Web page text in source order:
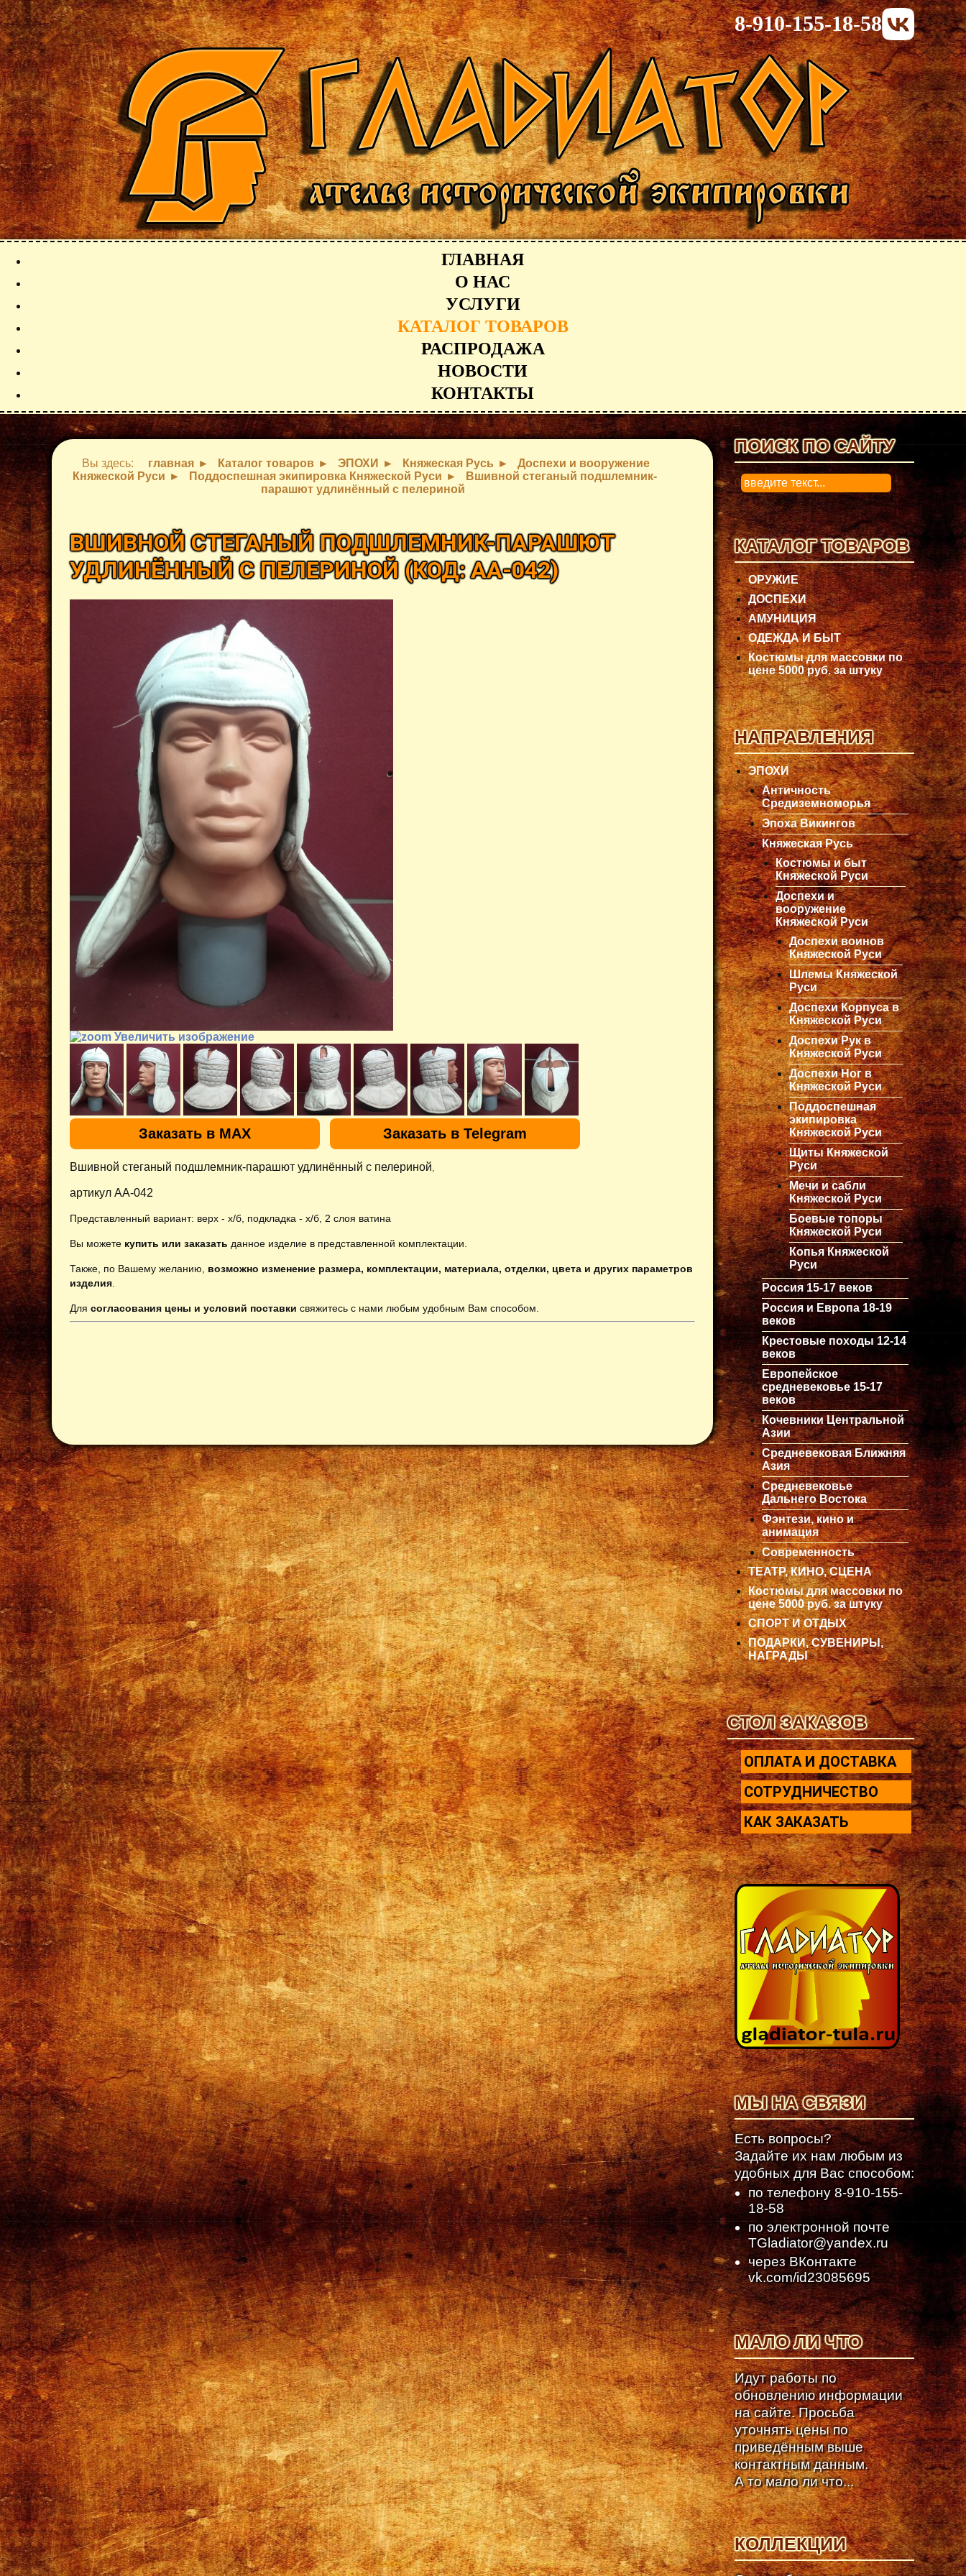
8-910-155-18-58
ГЛАВНАЯ
О НАС
УСЛУГИ
КАТАЛОГ ТОВАРОВ
РАСПРОДАЖА
НОВОСТИ
КОНТАКТЫ
Вы здесь: главная Каталог товаров ЭПОХИ Княжеская Русь
Доспехи и вооружение
Княжеской Руси
Поддоспешная экипировка Княжеской Руси
Вшивной стеганый подшлемник-
парашют удлинённый с пелериной
ВШИВНОЙ СТЕГАНЫЙ ПОДШЛЕМНИК-ПАРАШЮТ
УДЛИНЁННЫЙ С ПЕЛЕРИНОЙ(КОД:AA-042)
Увеличить изображение
Заказать в MAX Заказать в Telegram
Вшивной стеганый подшлемник-парашют удлинённый с пелериной
артикул AA-042
Представленный вариант: верх - х/б, подкладка - х/б, 2 слоя ватина
Вы можете купить или заказать данное изделие в представленной комплектации.
Также, по Вашему желанию, возможно изменение размера, комплектации, материала, отделки, цвета и других параметров
изделия
Для согласования цены и условий поставки свяжитесь с нами любым удобным Вам способом.
ПОИСК ПО САЙТУ
0
КАТАЛОГ ТОВАРОВ
ОРУЖИЕ
ДОСПЕХИ
АМУНИЦИЯ
ОДЕЖДА И БЫТ
Костюмы для массовки по
цене 5000 руб. за штуку
НАПРАВЛЕНИЯ
ЭПОХИ
Античность
Средиземноморья
Эпоха Викингов
Княжеская Русь
Костюмы и быт
Княжеской Руси
Доспехи и
вооружение
Княжеской Руси
Доспехи воинов
Княжеской Руси
Шлемы Княжеской
Руси
Доспехи Корпуса в
Княжеской Руси
Доспехи Рук в
Княжеской Руси
Доспехи Ног в
Княжеской Руси
Поддоспешная
экипировка
Княжеской Руси
Щиты Княжеской
Руси
Мечи и сабли
Княжеской Руси
Боевые топоры
Княжеской Руси
Копья Княжеской
Руси
Россия 15-17 веков
Россия и Европа 18-19
веков
Крестовые походы 12-14
веков
Европейское
средневековье 15-17
веков
Кочевники Центральной
Азии
Средневековая Ближняя
Азия
Средневековье
Дальнего Востока
Фэнтези, кино и
анимация
Современность
ТЕАТР, КИНО, СЦЕНА
Костюмы для массовки по
цене 5000 руб. за штуку
СПОРТ И ОТДЫХ
ПОДАРКИ, СУВЕНИРЫ,
НАГРАДЫ
СТОЛ ЗАКАЗОВ
ОПЛАТА И ДОСТАВКА
СОТРУДНИЧЕСТВО
КАК ЗАКАЗАТЬ
МЫ НА СВЯЗИ
Есть вопросы?
Задайте их нам любым из
удобных для Вас способом:
по телефону 8-910-155-
18-58
по электронной почте
TGladiator@yandex.ru
через ВКонтакте
vk.com/id23085695
МАЛО ЛИ ЧТО
Идут работы по
обновлению информации
на сайте. Просьба
уточнять цены по
приведённым выше
контактным данным.
А то мало ли что...
КОЛЛЕКЦИИ